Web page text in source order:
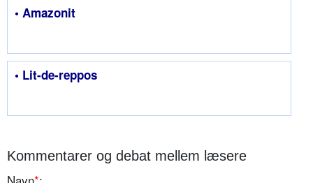
• Amazonit
• Lit-de-reppos
Kommentarer og debat mellem læsere